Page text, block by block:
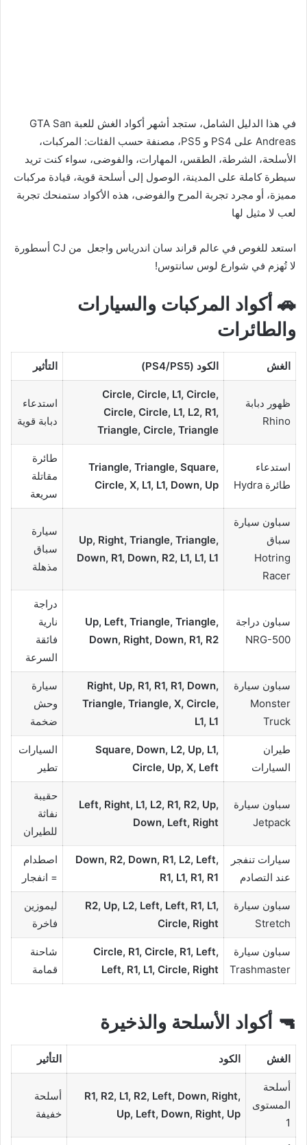
في هذا الدليل الشامل، ستجد أشهر أكواد الغش للعبة GTA San
Andreas على PS4 و PS5، مصنفة حسب الفئات: المركبات،
الأسلحة، الشرطة، الطقس، المهارات، والفوضى، سواء كنت تريد
سيطرة كاملة على المدينة، الوصول إلى أسلحة قوية، قيادة مركبات
مميزة، أو مجرد تجربة المرح والفوضى، هذه الأكواد ستمنحك تجربة
لعب لا مثيل لها
استعد للغوص في عالم قراند سان اندرياس واجعل من CJ أسطورة
لا تُهزم في شوارع لوس سانتوس!
🚗 أكواد المركبات والسيارات
والطائرات
الغش الكود (PS4/PS5) التأثير
ظهور دبابة
Rhino
Circle, Circle, L1, Circle,
Circle, Circle, L1, L2, R1,
Triangle, Circle, Triangle
استدعاء
دبابة قوية
استدعاء
طائرة Hydra
Triangle, Triangle, Square,
Circle, X, L1, L1, Down, Up
طائرة
مقاتلة
سريعة
سباون سيارة
سباق
Hotring
Racer
Up, Right, Triangle, Triangle,
Down, R1, Down, R2, L1, L1, L1
سيارة
سباق
مذهلة
سباون دراجة
NRG-500
Up, Left, Triangle, Triangle,
Down, Right, Down, R1, R2
دراجة
نارية
فائقة
السرعة
سباون سيارة
Monster
Truck
Right, Up, R1, R1, R1, Down,
Triangle, Triangle, X, Circle,
L1, L1
سيارة
وحش
ضخمة
طيران
السيارات
Square, Down, L2, Up, L1,
Circle, Up, X, Left
السيارات
تطير
سباون سيارة
Jetpack
Left, Right, L1, L2, R1, R2, Up,
Down, Left, Right
حقيبة
نفاثة
للطيران
سيارات تنفجر
عند التصادم
Down, R2, Down, R1, L2, Left,
R1, L1, R1, R1
اصطدام
= انفجار
سباون سيارة
Stretch
R2, Up, L2, Left, Left, R1, L1,
Circle, Right
ليموزين
فاخرة
سباون سيارة
Trashmaster
Circle, R1, Circle, R1, Left,
Left, R1, L1, Circle, Right
شاحنة
قمامة
🔫 أكواد الأسلحة والذخيرة
الغش الكود التأثير
أسلحة
المستوى
1
R1, R2, L1, R2, Left, Down, Right,
Up, Left, Down, Right, Up
أسلحة
خفيفة